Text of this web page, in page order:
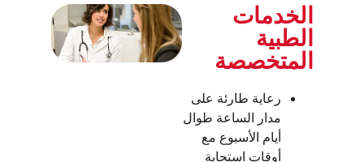
الخدمات
الطبية
المتخصصة
رعاية طارئة على
مدار الساعة طوال
أيام الأسبوع مع
أوقات استجابة